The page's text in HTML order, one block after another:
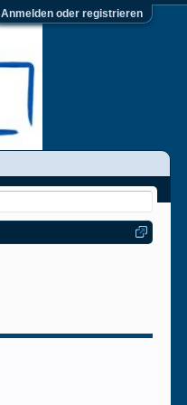
Anmelden oder registrieren